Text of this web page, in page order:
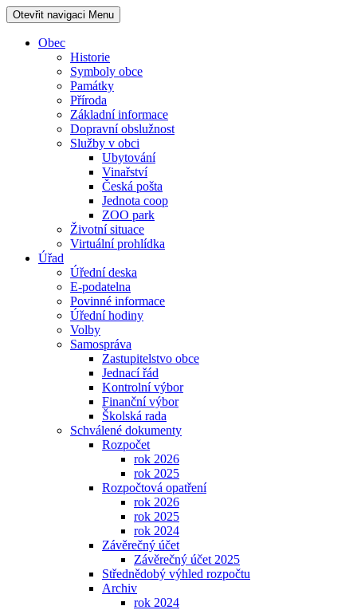
Otevřit navigaci Menu
Obec
Historie
Symboly obce
Památky
Příroda
Základní informace
Dopravní obslužnost
Služby v obci
Ubytování
Vinařství
Česká pošta
Jednota coop
ZOO park
Životní situace
Virtuální prohlídka
Úřad
Úřední deska
E-podatelna
Povinné informace
Úřední hodiny
Volby
Samospráva
Zastupitelstvo obce
Jednací řád
Kontrolní výbor
Finanční výbor
Školská rada
Schválené dokumenty
Rozpočet
rok 2026
rok 2025
Rozpočtová opatření
rok 2026
rok 2025
rok 2024
Závěrečný účet
Závěrečný účet 2025
Střednědobý výhled rozpočtu
Archiv
rok 2024